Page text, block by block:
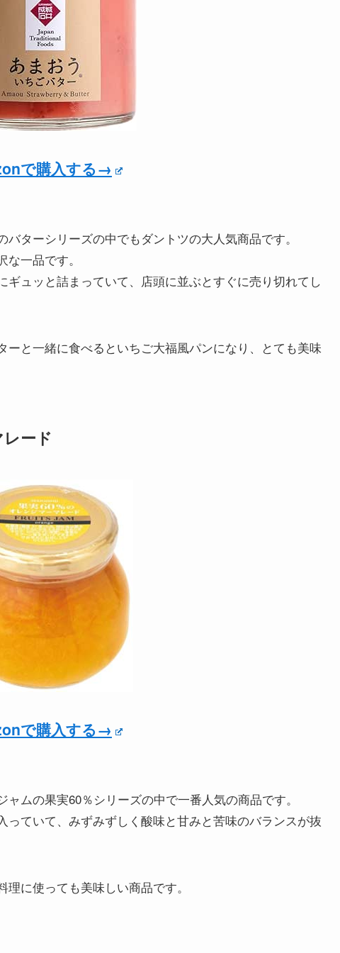
で購入する→
ターシリーズの中でもダントツの大人気商品です。
一品です。
ュッと詰まっていて、店頭に並ぶとすぐに売り切れてし
と一緒に食べるといちご大福風パンになり、とても美味
ード
で購入する→
ムの果実60％シリーズの中で一番人気の商品です。
ていて、みずみずしく酸味と甘みと苦味のバランスが抜
に使っても美味しい商品です。